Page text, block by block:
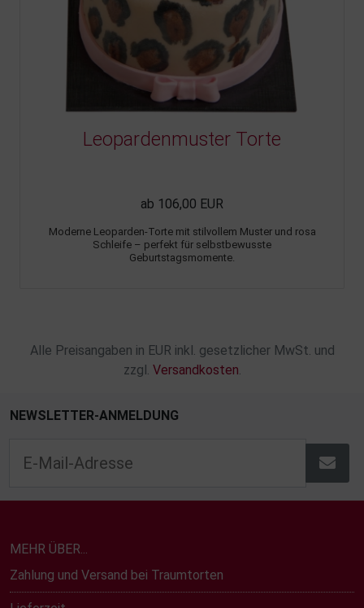
Leopardenmuster Torte
ab 106,00 EUR
Moderne Leoparden-Torte mit stilvollem Muster und rosa
Schleife – perfekt für selbstbewusste
Geburtstagsmomente.
Alle Preisangaben in EUR inkl. gesetzlicher MwSt. und
zzgl. Versandkosten.
NEWSLETTER-ANMELDUNG
MEHR ÜBER...
Zahlung und Versand bei Traumtorten